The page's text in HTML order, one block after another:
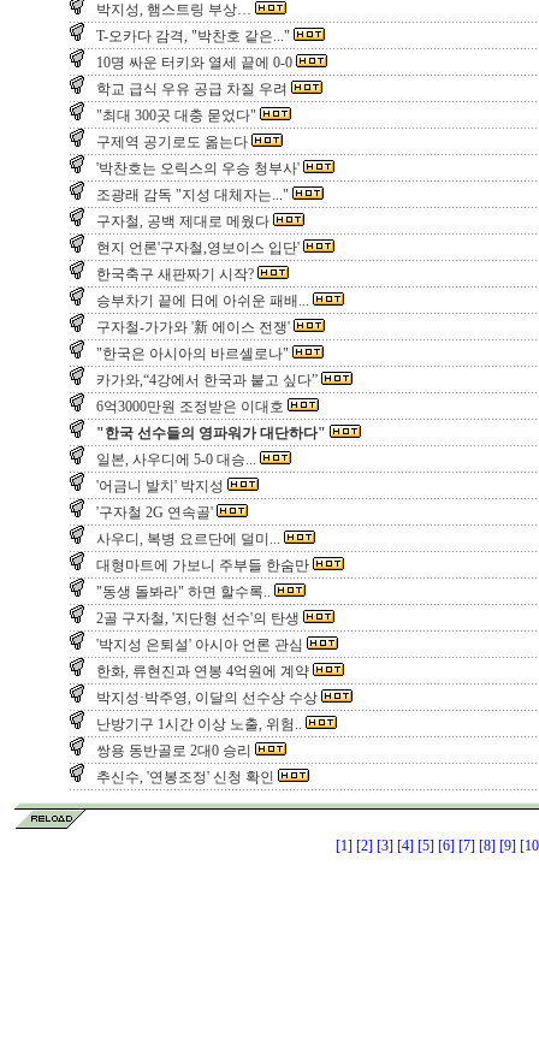
박지성, 햄스트링 부상…
T-오카다 감격, "박찬호 같은..."
10명 싸운 터키와 열세 끝에 0-0
학교 급식 우유 공급 차질 우려
"최대 300곳 대충 묻었다"
구제역 공기로도 옮는다
'박찬호는 오릭스의 우승 청부사'
조광래 감독 "지성 대체자는..."
구자철, 공백 제대로 메웠다
현지 언론'구자철,영보이스 입단'
한국축구 새판짜기 시작?
승부차기 끝에 日에 아쉬운 패배...
구자철-가가와 '新 에이스 전쟁'
"한국은 아시아의 바르셀로나"
카가와,“4강에서 한국과 붙고 싶다”
6억3000만원 조정받은 이대호
"한국 선수들의 영파워가 대단하다"
일본, 사우디에 5-0 대승...
'어금니 발치' 박지성
'구자철 2G 연속골'
사우디, 복병 요르단에 덜미...
대형마트에 가보니 주부들 한숨만
"동생 돌봐라" 하면 할수록..
2골 구자철, '지단형 선수'의 탄생
'박지성 은퇴설' 아시아 언론 관심
한화, 류현진과 연봉 4억원에 계약
박지성·박주영, 이달의 선수상 수상
난방기구 1시간 이상 노출, 위험..
쌍용 동반골로 2대0 승리
추신수, '연봉조정' 신청 확인
[1] [2] [3] [4] [5] [6] [7] [8] [9]